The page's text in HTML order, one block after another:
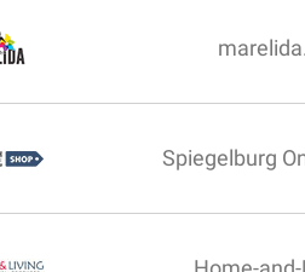
Spiegelburg